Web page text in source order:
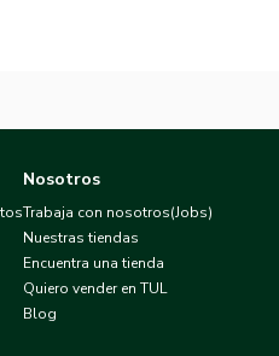
Nosotros
Trabaja con nosotros(Jobs)
Nuestras tiendas
Encuentra una tienda
Quiero vender en TUL
Blog